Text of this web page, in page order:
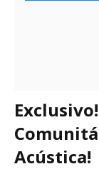
Acústica!